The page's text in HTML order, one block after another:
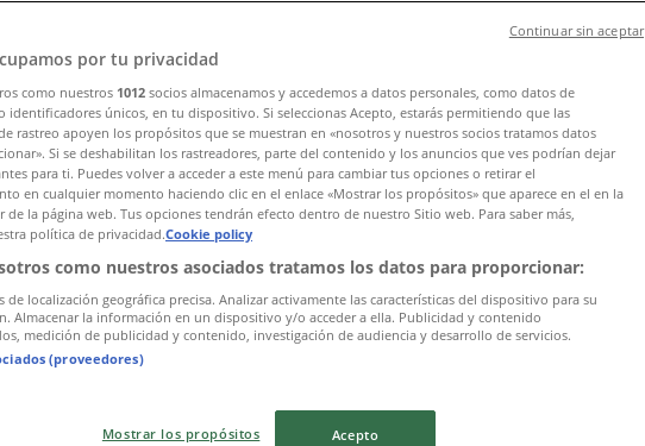
por tu privacidad
como nuestros 1012 socios almacenamos y accedemos a datos personales, como datos de
identificadores únicos, en tu dispositivo. Si seleccionas Acepto, estarás permitiendo que las
rastreo apoyen los propósitos que se muestran en «nosotros y nuestros socios tratamos datos
Si se deshabilitan los rastreadores, parte del contenido y los anuncios que ves podrían dejar
para ti. Puedes volver a acceder a este menú para cambiar tus opciones o retirar el
en cualquier momento haciendo clic en el enlace «Mostrar los propósitos» que aparece en el en la
de la página web. Tus opciones tendrán efecto dentro de nuestro Sitio web. Para saber más,
política de privacidad.Cookie policy
como nuestros asociados tratamos los datos para proporcionar:
de localización geográfica precisa. Analizar activamente las características del dispositivo para su
Almacenar la información en un dispositivo y/o acceder a ella. Publicidad y contenido
medición de publicidad y contenido, investigación de audiencia y desarrollo de servicios.
(proveedores)
Mostrar los propósitos Acepto
Continuar sin aceptar